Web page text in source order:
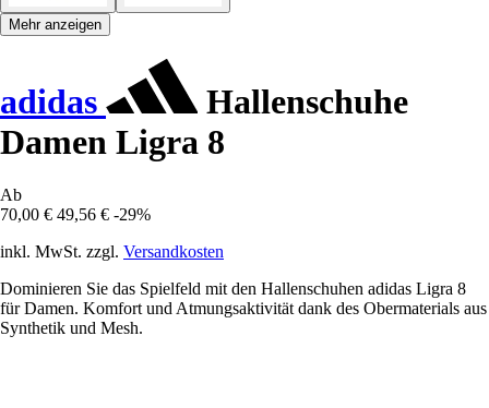
Mehr anzeigen
adidas
Hallenschuhe
Damen Ligra 8
Ab
70,00 € 49,56 € -29%
inkl. MwSt. zzgl. Versandkosten
Dominieren Sie das Spielfeld mit den Hallenschuhen adidas Ligra 8
für Damen. Komfort und Atmungsaktivität dank des Obermaterials aus
Synthetik und Mesh.